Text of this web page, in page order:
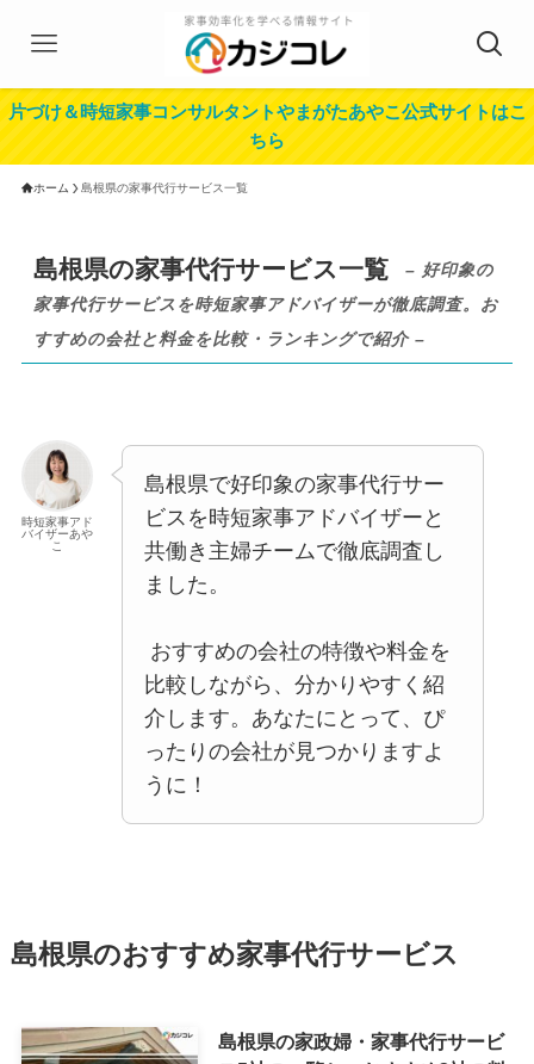
片づけ＆時短家事コンサルタントやまがたあやこ公式サイトはこ
ちら
ホーム 島根県の家事代行サービス一覧
島根県の家事代行サービス一覧
– 好印象の
家事代行サービスを時短家事アドバイザーが徹底調査。お
すすめの会社と料金を比較・ランキングで紹介 –
時短家事アド
バイザーあや
こ
島根県で好印象の家事代行サー
ビスを時短家事アドバイザーと
共働き主婦チームで徹底調査し
ました。
おすすめの会社の特徴や料金を
比較しながら、分かりやすく紹
介します。あなたにとって、ぴ
ったりの会社が見つかりますよ
うに！
島根県のおすすめ家事代行サービス
島根県の家政婦・家事代行サービ